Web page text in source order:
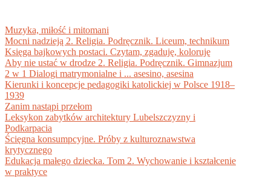
Muzyka, miłość i mitomani
Mocni nadzieją 2. Religia. Podręcznik. Liceum, technikum
Księga bajkowych postaci. Czytam, zgaduję, koloruję
Aby nie ustać w drodze 2. Religia. Podręcznik. Gimnazjum
2 w 1 Dialogi matrymonialne i ... asesino, asesina
Kierunki i koncepcje pedagogiki katolickiej w Polsce 1918–
1939
Zanim nastąpi przełom
Leksykon zabytków architektury Lubelszczyzny i
Podkarpacia
Ścięgna konsumpcyjne. Próby z kulturoznawstwa
krytycznego
Edukacja małego dziecka. Tom 2. Wychowanie i kształcenie
w praktyce